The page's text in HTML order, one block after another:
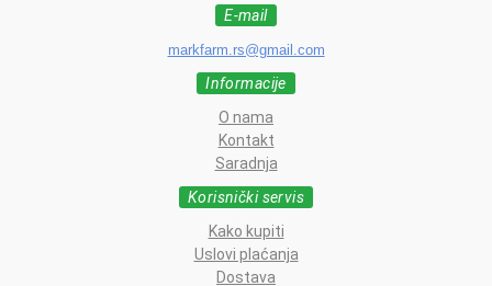
E-mail
markfarm.rs@gmail.com
Informacije
O nama
Kontakt
Saradnja
Korisnički servis
Kako kupiti
Uslovi plaćanja
Dostava